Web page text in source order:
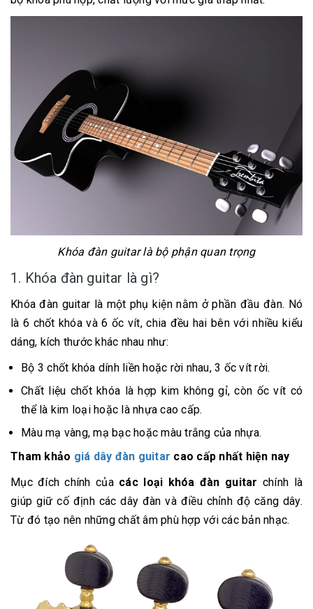
Khóa đàn guitar là bộ phận quan trọng
1. Khóa đàn guitar là gì?
Khóa đàn guitar là một phụ kiện nằm ở phần đầu đàn. Nó
là 6 chốt khóa và 6 ốc vít, chia đều hai bên với nhiều kiểu
dáng, kích thước khác nhau như:
Bộ 3 chốt khóa dính liền hoặc rời nhau, 3 ốc vít rời.
Chất liệu chốt khóa là hợp kim không gỉ, còn ốc vít có
thể là kim loại hoặc là nhựa cao cấp.
Màu mạ vàng, mạ bạc hoặc màu trắng của nhựa.
Tham khảo giá dây đàn guitar cao cấp nhất hiện nay
Mục đích chính của các loại khóa đàn guitar chính là
giúp giữ cố định các dây đàn và điều chỉnh độ căng dây.
Từ đó tạo nên những chất âm phù hợp với các bản nhạc.